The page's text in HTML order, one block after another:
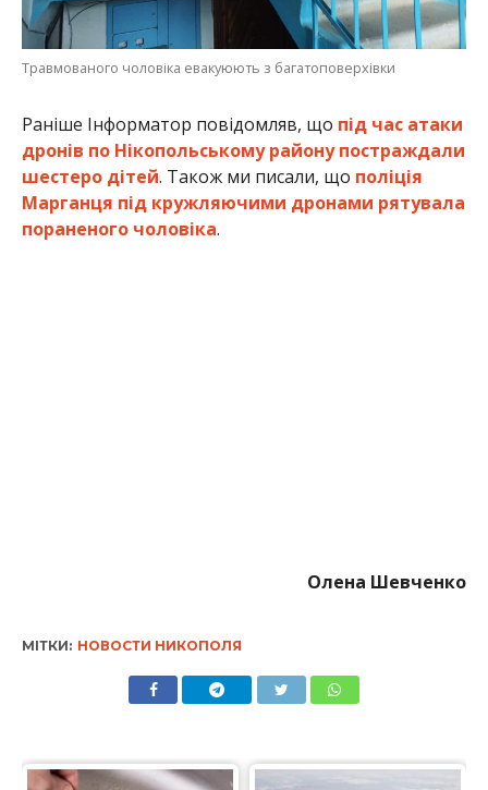
Травмованого чоловіка евакуюють з багатоповерхівки
Раніше Інформатор повідомляв, що під час атаки
дронів по Нікопольському району постраждали
шестеро дітей. Також ми писали, що поліція
Марганця під кружляючими дронами рятувала
пораненого чоловіка.
Олена Шевченко
МІТКИ: НОВОСТИ НИКОПОЛЯ